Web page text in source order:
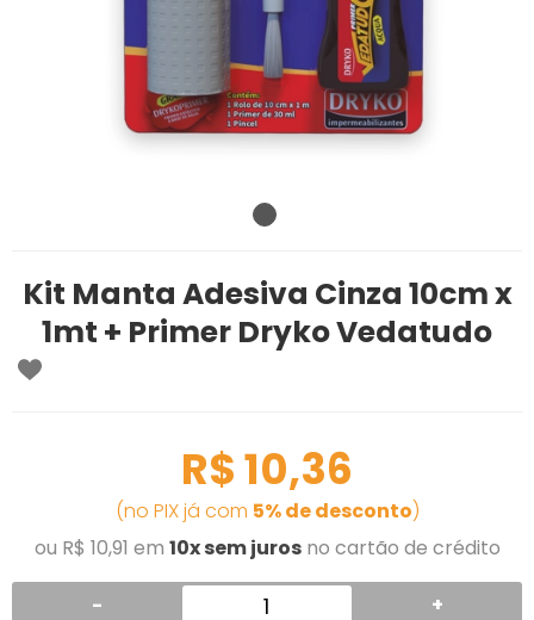
Kit Manta Adesiva Cinza 10cm x
1mt + Primer Dryko Vedatudo
R$ 10,36
(no PIX já com 5% de desconto)
ou R$ 10,91 em 10x sem jurosno cartão de crédito
- +